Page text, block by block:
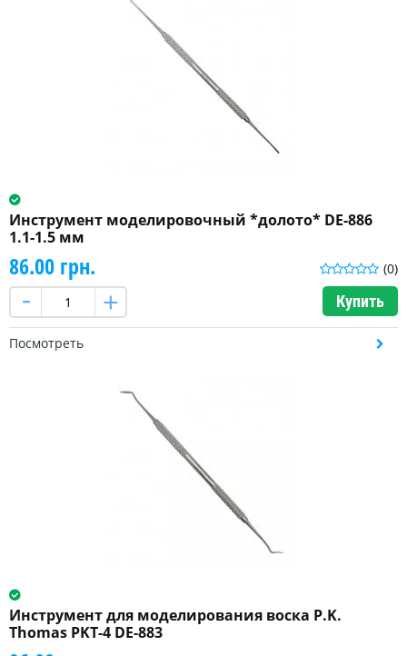
Инструмент моделировочный *долото* DE-886
1.1-1.5 мм
(0)
86.00 грн.
Купить
Посмотреть
Инструмент для моделирования воска P.K.
Thomas PKT-4 DE-883